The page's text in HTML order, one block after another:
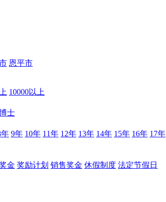
恩平市
10000以上
士
9年 10年 11年 12年 13年 14年 15年 16年 17年
金 奖励计划 销售奖金 休假制度 法定节假日